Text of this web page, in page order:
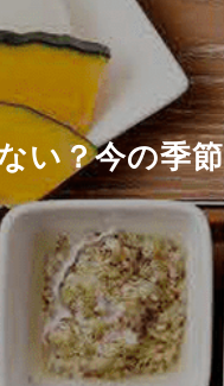
い？今の季